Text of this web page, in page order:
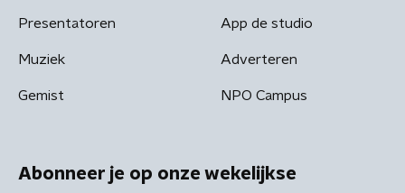
Presentatoren
Muziek
Gemist
App de studio
Adverteren
NPO Campus
Abonneer je op onze wekelijkse